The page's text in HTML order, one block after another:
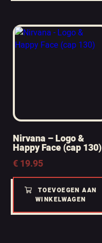
Nirvana – Logo &
Happy Face (cap 130)
€19.95
TOEVOEGEN AAN
WINKELWAGEN